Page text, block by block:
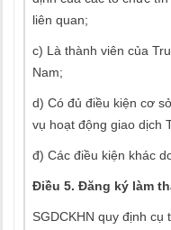
liên quan;
c) Là thành viên của
Nam;
d) Có đủ điều kiện cơ
vụ hoạt động giao dịch
đ) Các điều kiện khác
Điều 5. Đăng ký làm
SGDCKHN quy định